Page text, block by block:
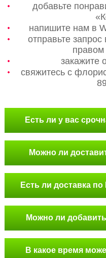
добавьте
напишите нам в
отправьте
правом
закажите
свяжитесь с
Есть ли у вас
Можно ли
Есть ли доставка
Можно ли
В какое время